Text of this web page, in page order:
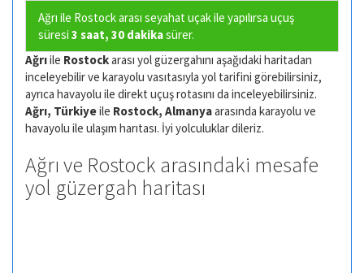
Ağrı ile Rostock arası seyahat uçak ile yapılırsa uçuş
süresi 3 saat, 30 dakikasürer.
Ağrıile Rostockarası yol güzergahını aşağıdaki haritadan
inceleyebilir ve karayolu vasıtasıyla yol tarifini görebilirsiniz,
ayrıca havayolu ile direkt uçuş rotasını da inceleyebilirsiniz.
Ağrı, Türkiyeile Rostock, Almanyaarasında karayolu ve
havayolu ile ulaşım harıtası. İyi yolculuklar dileriz.
Ağrı ve Rostock arasındaki mesafe
yol güzergah haritası